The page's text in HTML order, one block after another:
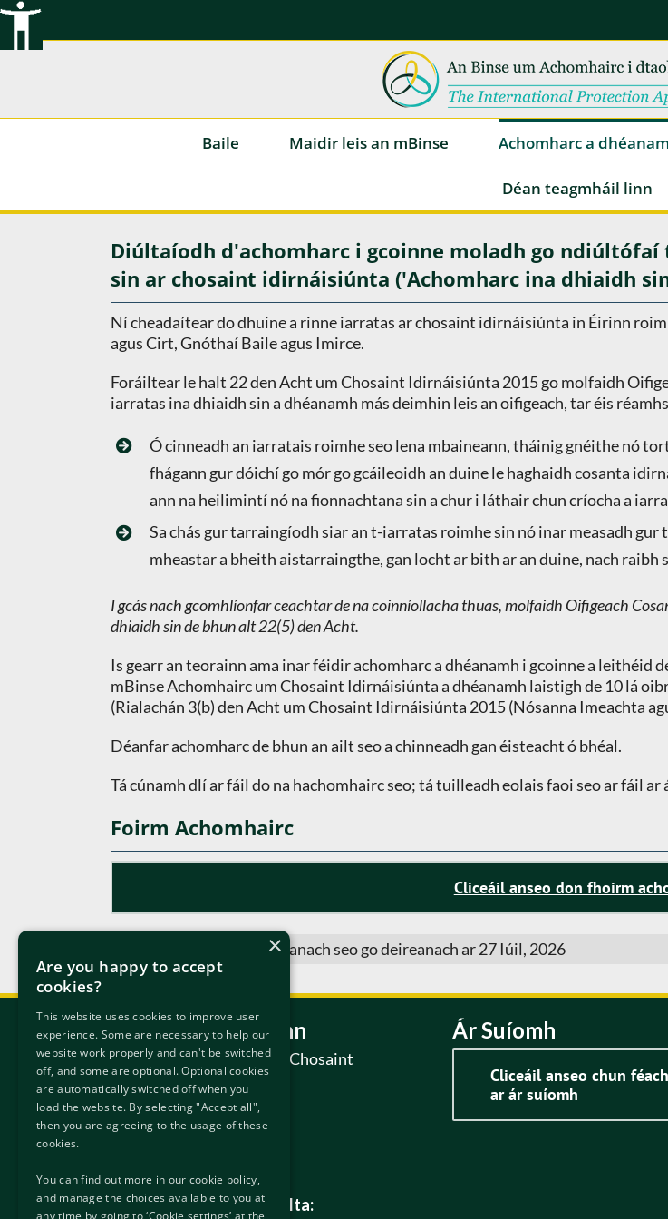
Scipeáil
chuig
ábhar
Baile Maidir leis an mBinse Achomharc a
Déan teagmháil linn
Diúltaíodh d'achomharc i gcoinne moladh go
sin ar chosaint idirnáisiúnta ('Achomharc ina dhiaidh
Ní cheadaítear do dhuine a rinne iarratas ar chosaint idirnáisiúnta in Éirinn
agus Cirt, Gnóthaí Baile agus Imirce.
Foráiltear le halt 22 den Acht um Chosaint Idirnáisiúnta 2015 go molfaidh
iarratas ina dhiaidh sin a dhéanamh más deimhin leis an oifigeach, tar éis
Ó cinneadh an iarratais roimhe seo lena mbaineann, tháinig gnéithe nó
fhágann gur dóichí go mór go gcáileoidh an duine le haghaidh cosanta
ann na heilimintí nó na fionnachtana sin a chur i láthair chun críocha a
Sa chás gur tarraingíodh siar an t-iarratas roimhe sin nó inar measadh
mheastar a bheith aistarraingthe, gan locht ar bith ar an duine, nach raibh
I gcás nach gcomhlíonfar ceachtar de na coinníollacha thuas, molfaidh Oifigeach
dhiaidh sin de bhun alt 22(5) den Acht.
Is gearr an teorainn ama inar féidir achomharc a dhéanamh i gcoinne a leithéid
mBinse Achomhairc um Chosaint Idirnáisiúnta a dhéanamh laistigh de 10 lá
(Rialachán 3(b) den Acht um Chosaint Idirnáisiúnta 2015 (Nósanna Imeachta
Déanfar achomharc de bhun an ailt seo a chinneadh gan éisteacht ó bhéal.
Tá cúnamh dlí ar fáil do na hachomhairc seo; tá tuilleadh eolais faoi seo ar fáil ar
Foirm Achomhairc
Cliceáil anseo don fhoirm
Nuashonraíodh an leathanach seo go deireanach ar 27 Iúil, 2026
Déan teagmháil linn
An Binse Achomhairc um Chosaint
Idirnáisiúnta
6/7 Sráid Hanover Thoir
Baile Átha Cliath
Gach fiosrúchán ginearálta:
Ár Suíomh
Cliceáil anseo chun
ar ár suíomh
×
Are you happy to accept
cookies?
This website uses cookies to improve user
experience. Some are necessary to help our
website work properly and can't be switched
off, and some are optional. Optional cookies
are automatically switched off when you
load the website. By selecting "Accept all",
then you are agreeing to the usage of these
cookies.
You can find out more in our cookie policy,
and manage the choices available to you at
any time by going to ‘Cookie settings’ at the